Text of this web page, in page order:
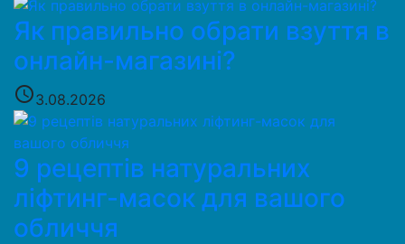
Як правильно обрати взуття в
онлайн-магазині?
access_time3.08.2026
9 рецептів натуральних
ліфтинг-масок для вашого
обличчя